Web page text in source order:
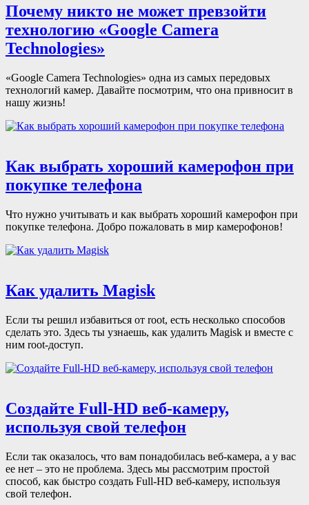
Почему никто не может превзойти
технологию «Google Camera
Technologies»
«Google Camera Technologies» одна из самых передовых
технологий камер. Давайте посмотрим, что она привносит в
нашу жизнь!
Как выбрать хороший камерофон при
покупке телефона
Что нужно учитывать и как выбрать хороший камерофон при
покупке телефона. Добро пожаловать в мир камерофонов!
Как удалить Magisk
Если ты решил избавиться от root, есть несколько способов
сделать это. Здесь ты узнаешь, как удалить Magisk и вместе с
ним root-доступ.
Создайте Full-HD веб-камеру,
используя свой телефон
Если так оказалось, что вам понадобилась веб-камера, а у вас
ее нет – это не проблема. Здесь мы рассмотрим простой
способ, как быстро создать Full-HD веб-камеру, используя
свой телефон.